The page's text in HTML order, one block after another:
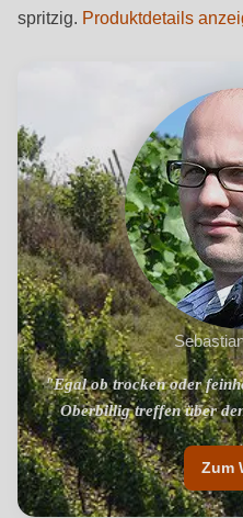
spritzig. Produktdetails
"Egal ob trocken oder
Oberbillig treffen über
Zum